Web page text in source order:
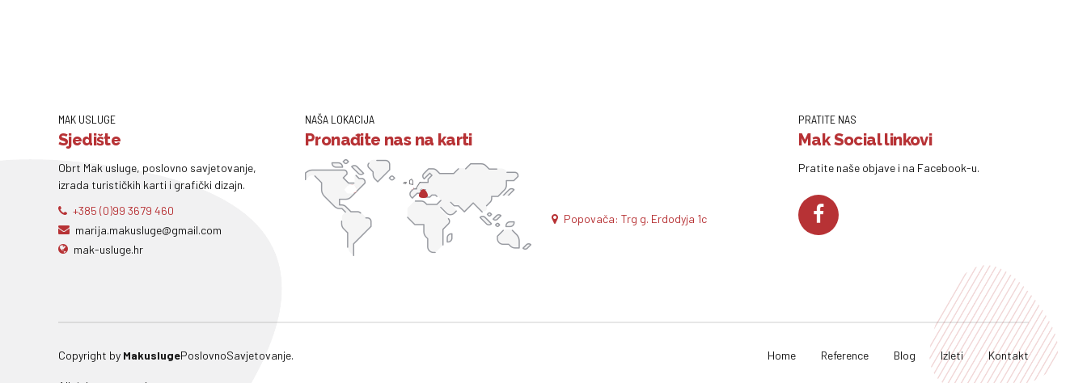
MAK USLUGE
Sjedište
Obrt Mak usluge, poslovno savjetovanje,
izrada turističkih karti i grafički dizajn.
+385 (0)99 3679 460
marija.makusluge@gmail.com
mak-usluge.hr
NAŠA LOKACIJA
Pronađite nas na karti
Popovača: Trg g. Erdodyja 1c
PRATITE NAS
Mak Social linkovi
Pratite naše objave i na Facebook-u.
Copyright by MakuslugePoslovnoSavjetovanje. Home Reference Blog Izleti Kontakt